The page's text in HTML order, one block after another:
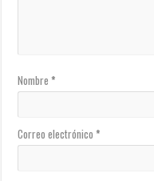
Nombre*
Correo electrónico*